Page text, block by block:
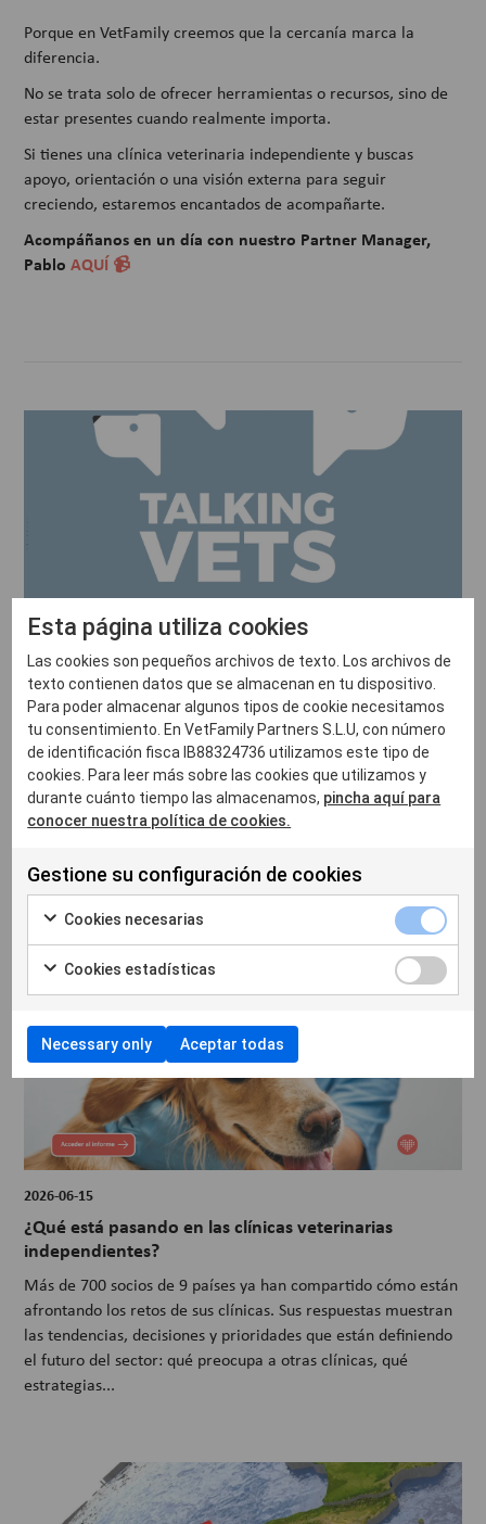
Porque en VetFamily creemos que la cercanía marca la
diferencia.
No se trata solo de ofrecer herramientas o recursos, sino de
estar presentes cuando realmente importa.
Si tienes una clínica veterinaria independiente y buscas
apoyo, orientación o una visión externa para seguir
creciendo, estaremos encantados de acompañarte.
Acompáñanos en un día con nuestro Partner Manager,
PabloAQUÍ 📹
2026-07-15
Talking Vets-Hablemos del futuro
Talking Vets: Hablemos del futuro, es el congreso organizado
por CEVE y VetFamily para ayudar a los profesionales
veterinarios a afrontar los grandes retos del sector. A lo largo
de estas dos jornadas, los asistentes podrán profundizar en
2026-06-15
¿Qué está pasando en las clínicas veterinarias
independientes?
Más de 700 socios de 9 países ya han compartido cómo están
afrontando los retos de sus clínicas. Sus respuestas muestran
las tendencias, decisiones y prioridades que están definiendo
el futuro del sector: qué preocupa a otras clínicas, qué
estrategias...
Esta página utiliza cookies
Las cookies son pequeños archivos de texto. Los archivos de
texto contienen datos que se almacenan en tu dispositivo.
Para poder almacenar algunos tipos de cookie necesitamos
tu consentimiento. En VetFamily Partners S.L.U, con número
de identificación fisca lB88324736 utilizamos este tipo de
cookies. Para leer más sobre las cookies que utilizamos y
durante cuánto tiempo las almacenamos, pincha aquí para
conocer nuestra política de cookies.
Gestione su configuración de cookies
Cookies necesarias
Cookies estadísticas
Necessary only Aceptar todas